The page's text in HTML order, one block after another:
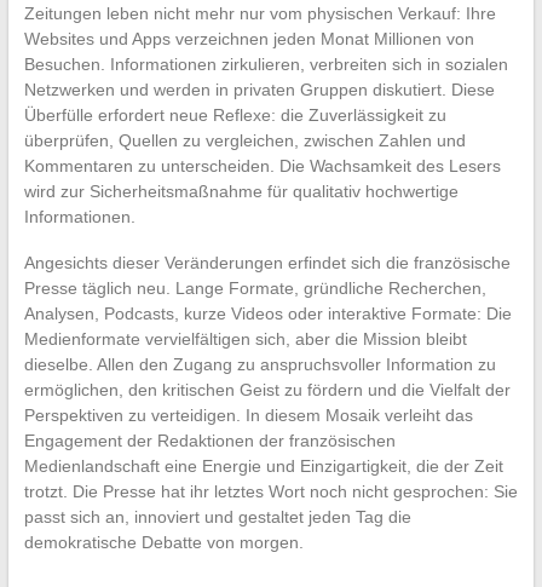
Zeitungen leben nicht mehr nur vom physischen Verkauf: Ihre
Websites und Apps verzeichnen jeden Monat Millionen von
Besuchen. Informationen zirkulieren, verbreiten sich in sozialen
Netzwerken und werden in privaten Gruppen diskutiert. Diese
Überfülle erfordert neue Reflexe: die Zuverlässigkeit zu
überprüfen, Quellen zu vergleichen, zwischen Zahlen und
Kommentaren zu unterscheiden. Die Wachsamkeit des Lesers
wird zur Sicherheitsmaßnahme für qualitativ hochwertige
Informationen.
Angesichts dieser Veränderungen erfindet sich die französische
Presse täglich neu. Lange Formate, gründliche Recherchen,
Analysen, Podcasts, kurze Videos oder interaktive Formate: Die
Medienformate vervielfältigen sich, aber die Mission bleibt
dieselbe. Allen den Zugang zu anspruchsvoller Information zu
ermöglichen, den kritischen Geist zu fördern und die Vielfalt der
Perspektiven zu verteidigen. In diesem Mosaik verleiht das
Engagement der Redaktionen der französischen
Medienlandschaft eine Energie und Einzigartigkeit, die der Zeit
trotzt. Die Presse hat ihr letztes Wort noch nicht gesprochen: Sie
passt sich an, innoviert und gestaltet jeden Tag die
demokratische Debatte von morgen.